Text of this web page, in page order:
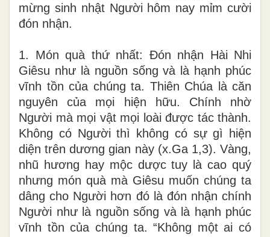
mừng sinh nhật Người hôm nay mỉm cười
đón nhận.
1. Món quà thứ nhất: Đón nhận Hài Nhi
Giêsu như là nguồn sống và là hạnh phúc
vĩnh tồn của chúng ta. Thiên Chúa là căn
nguyên của mọi hiện hữu. Chính nhờ
Người mà mọi vật mọi loài được tác thành.
Không có Người thì không có sự gì hiện
diện trên dương gian này (x.Ga 1,3). Vàng,
nhũ hương hay mộc dược tuy là cao quý
nhưng món quà mà Giêsu muốn chúng ta
dâng cho Người hơn đó là đón nhận chính
Người như là nguồn sống và là hạnh phúc
vĩnh tồn của chúng ta. “Không một ai có